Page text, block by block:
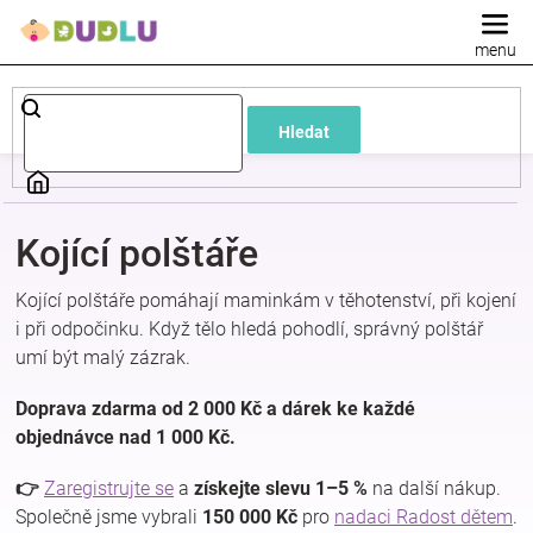
Hledat
Dětské
a
oblečení
Pokojíček
a
Kojící polštáře
Kojící polštáře pomáhají maminkám v těhotenství, při kojení
i při odpočinku. Když tělo hledá pohodlí, správný polštář
umí být malý zázrak.
Doprava zdarma od 2 000 Kč a dárek ke každé
objednávce nad 1 000 Kč.
👉 Zaregistrujte se a získejte slevu 1–5 % na další nákup.
Společně jsme vybrali 150 000 Kč pro nadaci Radost dětem.